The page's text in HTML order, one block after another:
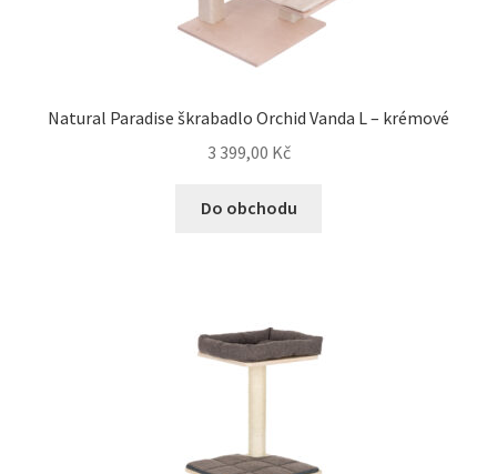
Natural Paradise škrabadlo Orchid Vanda L – krémové
3 399,00 Kč
Do obchodu